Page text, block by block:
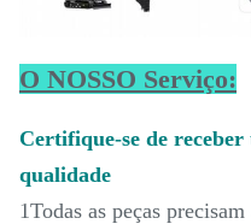
O NOSSO Serviço:
Certifique-se de
qualidade
1Todas as peças